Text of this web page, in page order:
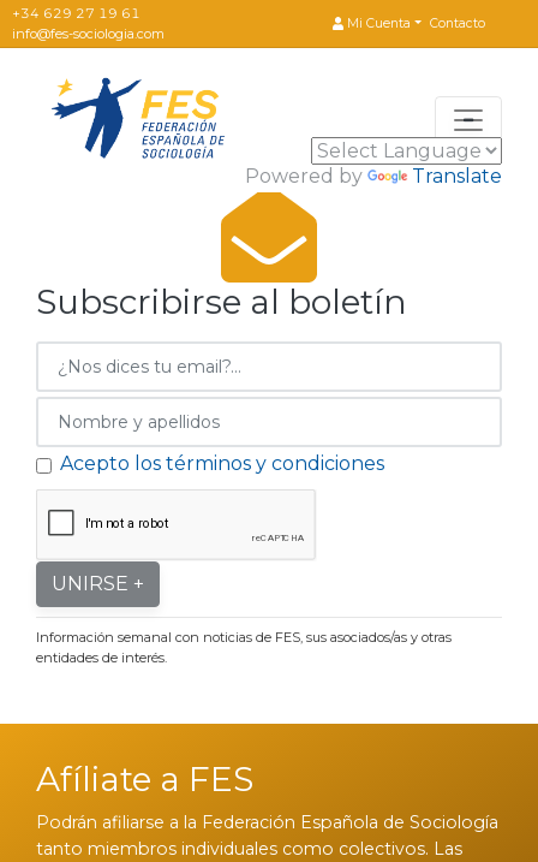
+34 629 27 19 61
info@fes-sociologia.com
Mi Cuenta Contacto
Powered by Translate
Subscribirse al boletín
Acepto los términos y condiciones
UNIRSE +
Información semanal con noticias de FES, sus asociados/as y otras
entidades de interés.
Afíliate a FES
Podrán afiliarse a la Federación Española de Sociología
tanto miembros individuales como colectivos. Las